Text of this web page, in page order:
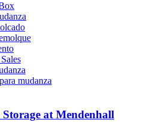
mudanza
at Mendenhall